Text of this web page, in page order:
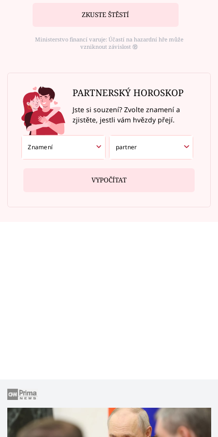
ZKUSTE ŠTĚSTÍ
Ministerstvo financí varuje: Účastí na hazardní hře může
vzniknout závislost ⑱
PARTNERSKÝ HOROSKOP
Jste si souzení? Zvolte znamení a
zjistěte, jestli vám hvězdy přejí.
VYPOČÍTAT